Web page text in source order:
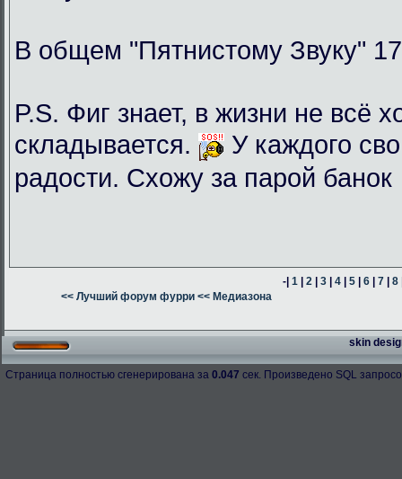
В общем "Пятнистому Звуку"
P.S. Фиг знает, в жизни не всё
складывается.
У каждого
радости. Схожу за парой банок
-|1 |2 |3 |4 |5 |6 |7 |8
<< Лучший форум фурри << Медиазона
skin
Страница полностью сгенерирована за 0.047 сек. Произведено SQL